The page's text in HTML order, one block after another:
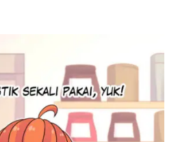
Plastik
Sekali
Pakai,
Yuk!